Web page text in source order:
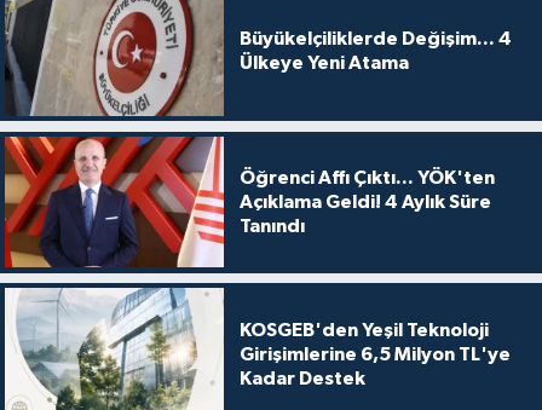
Büyükelçiliklerde Değişim... 4
Ülkeye Yeni Atama
Öğrenci Affı Çıktı... YÖK'ten
Açıklama Geldi! 4 Aylık Süre
Tanındı
KOSGEB'den Yeşil Teknoloji
Girişimlerine 6,5 Milyon TL'ye
Kadar Destek